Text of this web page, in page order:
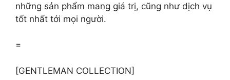
những sản phẩm mang giá trị, cũng như dịch vụ
tốt nhất tới mọi người.
=
[GENTLEMAN COLLECTION]